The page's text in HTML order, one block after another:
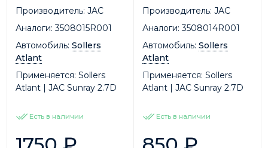
Производитель: JAC
Аналоги: 3508015R001
Автомобиль: Sollers
Atlant
Применяется: Sollers
Atlant | JAC Sunray 2.7D
Есть в наличии
Производитель: JAC
Аналоги: 3508014R001
Автомобиль: Sollers
Atlant
Применяется: Sollers
Atlant | JAC Sunray 2.7D
Есть в наличии